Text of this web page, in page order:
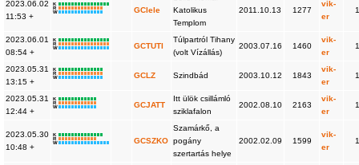
2023.06.02
11:53 +
K
R
W
GClele
Katolikus
Templom
2011.10.13 1277
vik-
er
2023.06.01
08:54 +
K
R
W
GCTUTI
Túlpartról Tihany
(volt Vízállás)
2003.07.16 1460
vik-
er
2023.05.31
13:15 +
K
R
W
GCLZ Szindbád 2003.10.12 1843
vik-
er
2023.05.31
12:44 +
K
R
W
GCJATT
Itt ülök csillámló
sziklafalon
2002.08.10 2163
vik-
er
2023.05.30
10:48 +
K
R
W
GCSZKO
Szamárkő, a
pogány
szertartás helye
2002.02.09 1599
vik-
er